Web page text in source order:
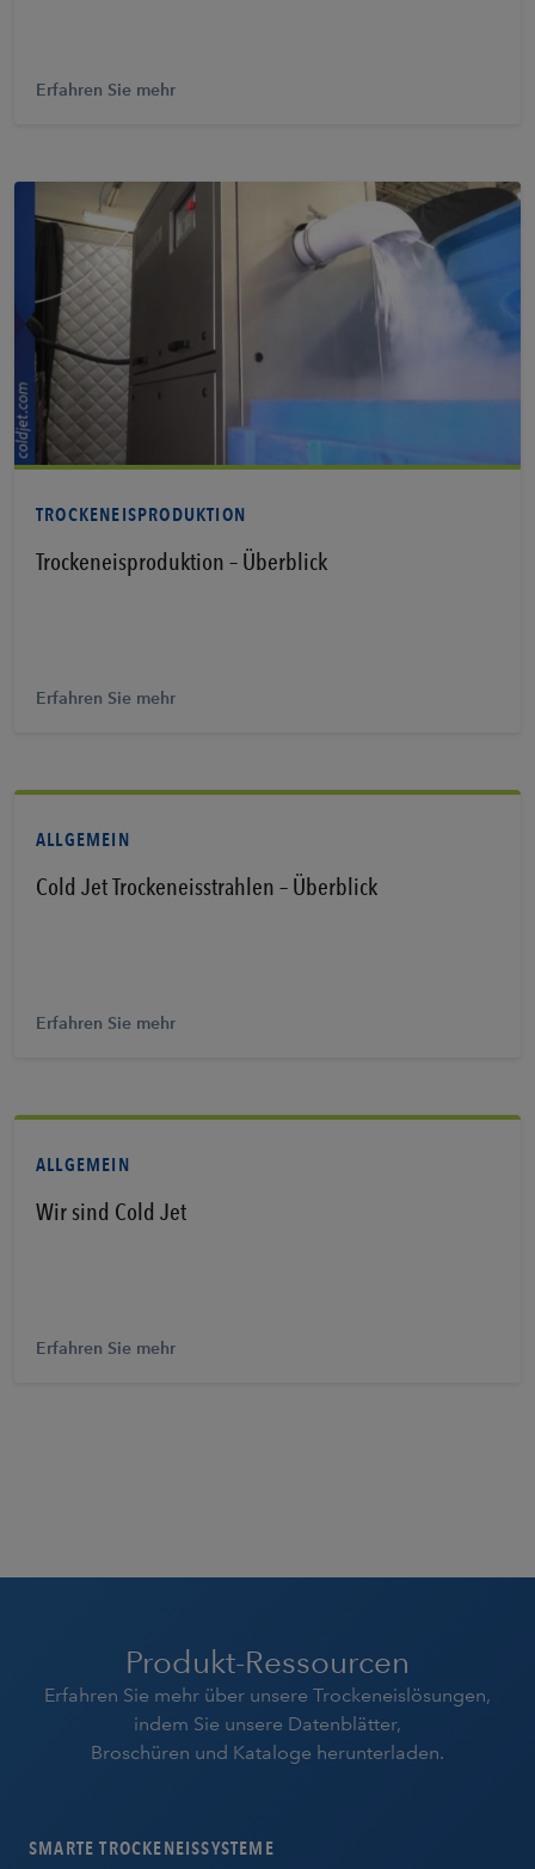
Erfahren Sie mehr
TROCKENEISPRODUKTION
Trockeneisproduktion – Überblick
Erfahren Sie mehr
Erfahren Sie mehr
ALLGEMEIN
Cold Jet Trockeneisstrahlen – Überblick
Erfahren Sie mehr
ALLGEMEIN
Wir sind Cold Jet
Erfahren Sie mehr
Produkt-Ressourcen
Erfahren Sie mehr über unsere Trockeneislösungen,
indem Sie unsere Datenblätter,
Broschüren und Kataloge herunterladen.
SMARTE TROCKENEISSYSTEME